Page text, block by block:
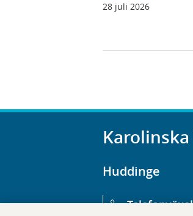
28 juli 2026
Huddinge
Telefonväxel